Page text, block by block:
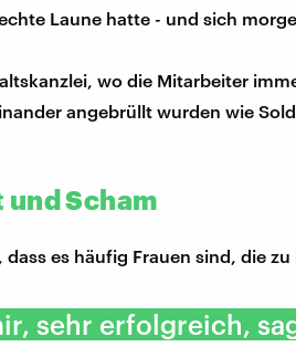
Laune hatte - und sich
wo die Mitarbeiter
angebrüllt wurden wie
Scham
es häufig Frauen sind, die
sehr erfolgreich,